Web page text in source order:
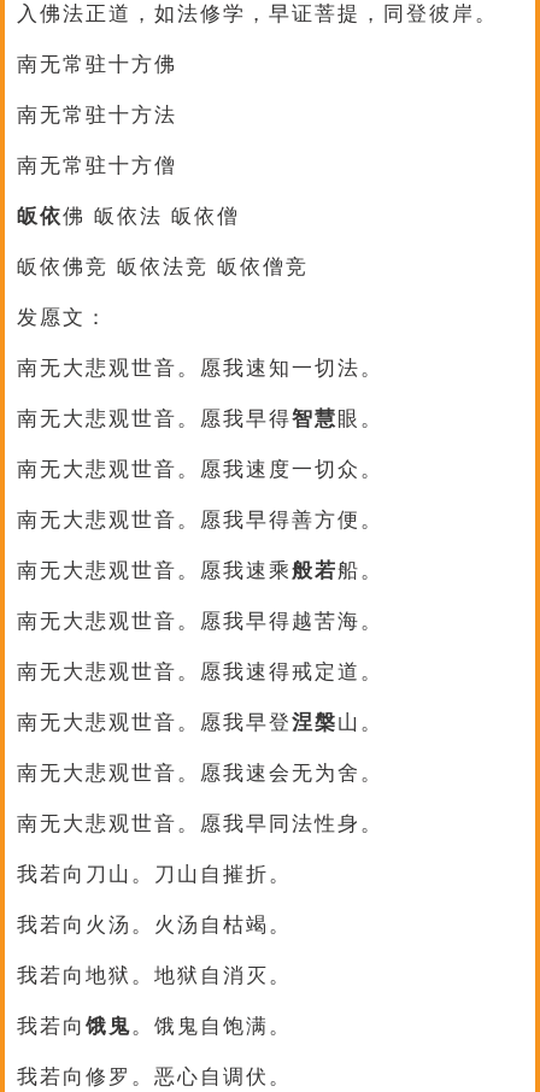
入佛法正道，如法修学，早证菩提，同登彼岸。
南无常驻十方佛
南无常驻十方法
南无常驻十方僧
皈依佛 皈依法 皈依僧
皈依佛竞 皈依法竞 皈依僧竞
发愿文：
南无大悲观世音。愿我速知一切法。
南无大悲观世音。愿我早得智慧 眼。
南无大悲观世音。愿我速度一切众。
南无大悲观世音。愿我早得善方便。
南无大悲观世音。愿我速乘般若船。
南无大悲观世音。愿我早得越苦海。
南无大悲观世音。愿我速得戒定道。
南无大悲观世音。愿我早登涅槃山。
南无大悲观世音。愿我速会无为舍。
南无大悲观世音。愿我早同法性身。
我若向刀山。刀山自摧折。
我若向火汤。火汤自枯竭。
我若向地狱。地狱自消灭。
我若向饿鬼。饿鬼自饱满。
我若向修罗。恶心自调伏。